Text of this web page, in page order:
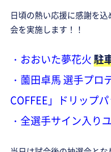
日頃の熱い応援に感謝を
会を実施します！！
・おおいた夢花火 駐
・薗田卓馬 選手プロ
COFFEE」ドリップ
・全選手サイン入り